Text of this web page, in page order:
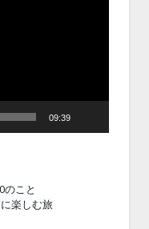
09:39
のこと
楽しむ旅